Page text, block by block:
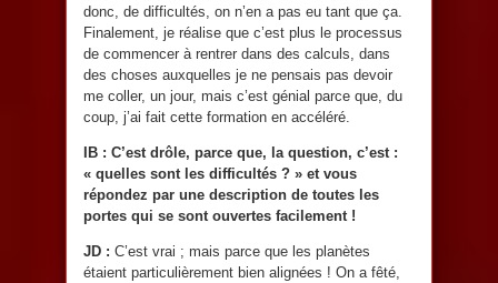
donc, de difficultés, on n’en a pas eu tant que ça.
Finalement, je réalise que c’est plus le processus
de commencer à rentrer dans des calculs, dans
des choses auxquelles je ne pensais pas devoir
me coller, un jour, mais c’est génial parce que, du
coup, j’ai fait cette formation en accéléré.
IB : C’est drôle, parce que, la question, c’est :
« quelles sont les difficultés ? » et vous
répondez par une description de toutes les
portes qui se sont ouvertes facilement !
JD : C’est vrai ; mais parce que les planètes
étaient particulièrement bien alignées ! On a fêté,